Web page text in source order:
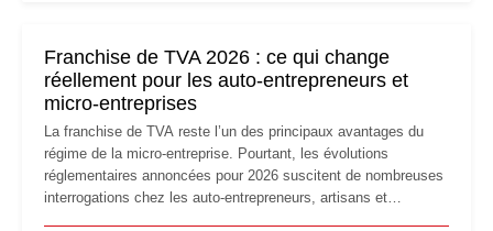
Franchise de TVA 2026 : ce qui change
réellement pour les auto-entrepreneurs et
micro-entreprises
La franchise de TVA reste l’un des principaux avantages du
régime de la micro-entreprise. Pourtant, les évolutions
réglementaires annoncées pour 2026 suscitent de nombreuses
interrogations chez les auto-entrepreneurs, artisans et